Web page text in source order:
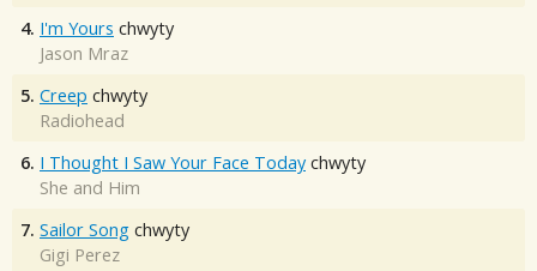
4. I'm Yours chwyty
Jason Mraz
5. Creep chwyty
Radiohead
6. I Thought I Saw Your Face Today chwyty
She and Him
7. Sailor Song chwyty
Gigi Perez